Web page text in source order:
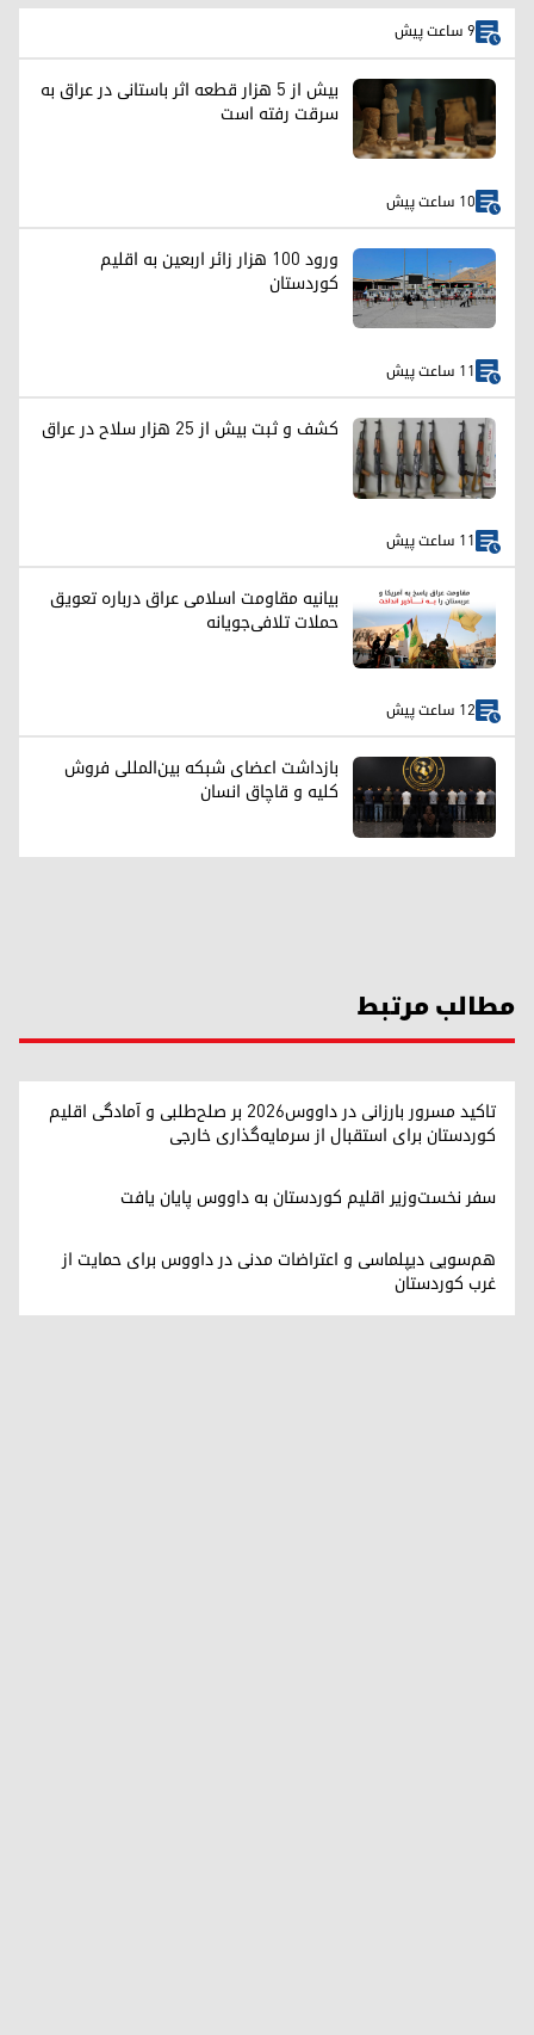
9 ساعت پیش
بیش از ۵ هزار قطعه اثر باستانی در عراق به
سرقت رفته است
10 ساعت پیش
ورود ۱۰۰ هزار زائر اربعین به اقلیم
کوردستان
11 ساعت پیش
کشف و ثبت بیش از ۲۵ هزار سلاح در عراق
11 ساعت پیش
بیانیه مقاومت اسلامی عراق درباره تعویق
حملات تلافی‌جویانه
12 ساعت پیش
بازداشت اعضای شبکه بین‌المللی فروش
کلیه و قاچاق انسان
مطالب مرتبط
تاکید مسرور بارزانی در داووس۲۰۲۶ بر صلح‌طلبی و آمادگی اقلیم
کوردستان برای استقبال از سرمایه‌گذاری خارجی
سفر نخست‌وزیر اقلیم کوردستان به داووس پایان یافت
هم‌سویی دیپلماسی و اعتراضات مدنی در داووس برای حمایت از
غرب کوردستان